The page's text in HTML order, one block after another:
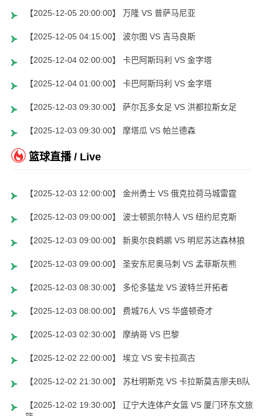
【2025-12-05 20:00:00】 万隆 VS 普萨马尼亚
【2025-12-05 04:15:00】 波尔图 VS 吉马良斯
【2025-12-04 02:00:00】 卡巴阿斯玛利 VS 金字塔
【2025-12-04 01:00:00】 卡巴阿斯玛利 VS 金字塔
【2025-12-03 09:30:00】 萨尔瓦多女足 VS 洪都拉斯女足
【2025-12-03 09:30:00】 摩塔瓜 VS 帕兰德森
篮球直播 / Live
【2025-12-03 12:00:00】 金州勇士 VS 俄克拉荷马城雷霆
【2025-12-03 09:00:00】 波士顿凯尔特人 VS 纽约尼克斯
【2025-12-03 09:00:00】 新奥尔良鹈鹕 VS 明尼苏达森林狼
【2025-12-03 09:00:00】 圣安东尼奥马刺 VS 孟菲斯灰熊
【2025-12-03 08:30:00】 多伦多猛龙 VS 波特兰开拓者
【2025-12-03 08:00:00】 费城76人 VS 华盛顿奇才
【2025-12-03 02:30:00】 摩纳哥 VS 巴黎
【2025-12-02 22:00:00】 埃立 VS 安卡拉高古
【2025-12-02 21:30:00】 苏杜明斯克 VS 卡拉斯莫吉廖夫B队
【2025-12-02 19:30:00】 辽宁大连体产女篮 VS 厦门环东文旅女